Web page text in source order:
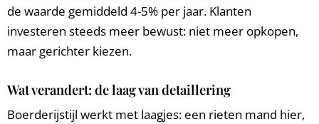
de waarde gemiddeld 4-5% per jaar. Klanten
investeren steeds meer bewust: niet meer opkopen,
maar gerichter kiezen.
Wat verandert: de laag van detaillering
Boerderijstijl werkt met laagjes: een rieten mand hier,